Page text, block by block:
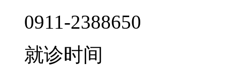
0911-2388650
就诊时间